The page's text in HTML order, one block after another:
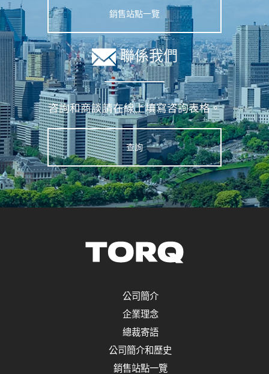
銷售站點一覽
聯係我們
咨詢和商談請在線上填寫咨詢表格。
查詢
公司簡介
企業理念
總裁寄語
公司簡介和歷史
銷售站點一覽